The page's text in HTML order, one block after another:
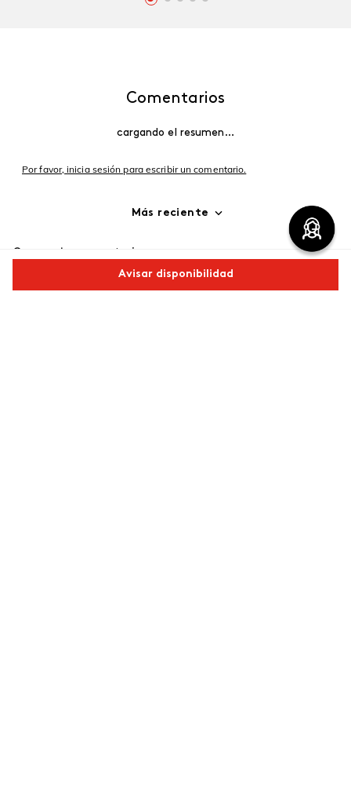
Avisar disponibilidad
Comentarios
cargando el resumen…
Por favor, inicia sesión para escribir un comentario.
Más reciente
Cargando comentarios…